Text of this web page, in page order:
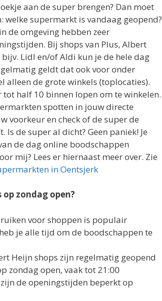
aan de super brengen? Dan moet
welke supermarkt is vandaag geopend?
de omgeving hebben zeer
Bij shops van Plus, Albert
bijv. Lidl en/of Aldi kun je de hele dag
geldt dat ook voor onder
alleen de grote winkels (toplocaties).
half 10 binnen lopen om te winkelen.
spotten in jouw directe
voorkeur en check of de super de
Is de super al dicht? Geen paniek! Je
de dag online boodschappen
mij? Lees er hiernaast meer over. Zie
in Oentsjerk
zondag open?
voor shoppen is populair
je alle tijd om de boodschappen te
Heijn shops zijn regelmatig geopend
zondag open, vaak tot 21:00
de openingstijden beperkt op